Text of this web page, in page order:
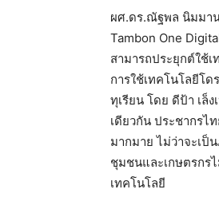
ผศ.ดร.ณัฐพล นิมมาน
Tambon One
สามารถประยุกต์ใช้
การใช้เทคโนโลยีโ
ทุเรียน โดย ดีป้า เล็
เดียวกัน ประชากรไ
มากมาย ไม่ว่าจะเป็
ชุมชนและเกษตรกร
เทคโนโลยี